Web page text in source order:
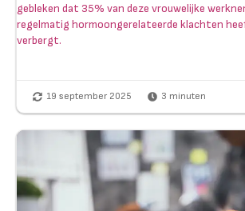
gebleken dat 35% van deze vrouwelijke
regelmatig hormoongerelateerde klachten
verbergt.
19 september 2025 3 minuten